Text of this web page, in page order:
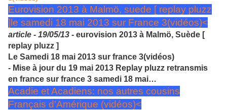
Eurovision 2013 à Malmö, suede [ replay pluzz
]le samedi 18 mai 2013 sur France 3(vidéos)<
article - 19/05/13 - eurovision 2013 à Malmö, Suède [
replay pluzz ]
Le Samedi 18 mai 2013 sur france 3(vidéos)
- Mise à jour du 19 mai 2013 Replay pluzz retransmis
en france sur france 3 samedi 18 mai…
Acadie et Acadiens: nos autres cousins
Français d'Amérique (vidéos)<